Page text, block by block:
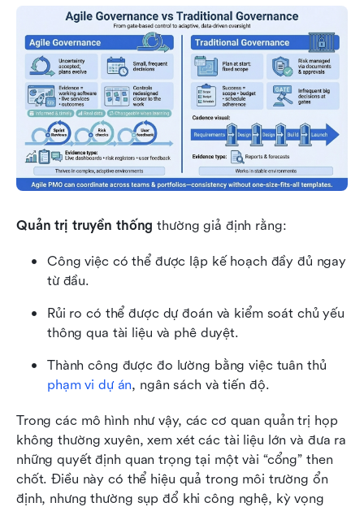
Quản trị truyền thống thường giả định rằng:
Công việc có thể được lập kế hoạch đầy đủ ngay
từ đầu.
Rủi ro có thể được dự đoán và kiểm soát chủ yếu
thông qua tài liệu và phê duyệt.
phạm vi dự án, ngân sách và tiến độ.
Trong các mô hình như vậy, các cơ quan quản trị họp
không thường xuyên, xem xét các tài liệu lớn và đưa ra
những quyết định quan trọng tại một vài “cổng” then
chốt. Điều này có thể hiệu quả trong môi trường ổn
định, nhưng thường sụp đổ khi công nghệ, kỳ vọng